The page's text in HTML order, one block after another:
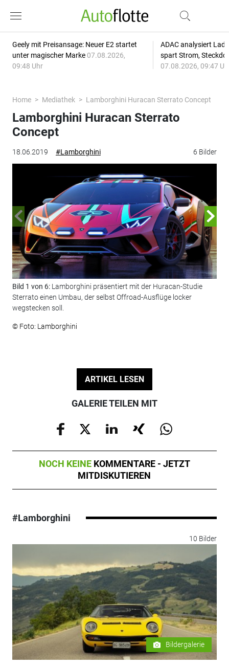
Geely mit Preisansage: Neuer E2 startet
unter magischer Marke 07.08.2026,
09:48 Uhr
ADAC analysiert
spart Strom,
07.08.2026, 09:47
Home Mediathek Lamborghini Huracan Sterrato Concept
18.06.2019 #Lamborghini 6 Bilder
Lamborghini Huracan Sterrato
Concept
Bild 1 von 6: Lamborghini präsentiert mit der Huracan-Studie
Sterrato einen Umbau, der selbst Offroad-Ausflüge locker
wegstecken soll.
© Foto: Lamborghini
ARTIKEL LESEN
GALERIE TEILEN MIT
NOCH KEINE KOMMENTARE - JETZT
MITDISKUTIEREN
#Lamborghini
10 Bilder
Bildergalerie